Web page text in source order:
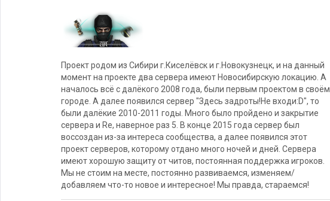
Проект родом из Сибири г.Киселёвск и г.Новокузнецк, и на данный
момент на проекте два сервера имеют Новосибирскую локацию. А
началось всё с далёкого 2008 года, были первым проектом в своём
городе. А далее появился сервер "Здесь задроты!Не входи:D", то
были далёкие 2010-2011 годы. Много было пройдено и закрытие
сервера и Re, наверное раз 5. В конце 2015 года сервер был
воссоздан из-за интереса сообщества, а далее появился этот
проект серверов, которому отдано много ночей и дней. Сервера
имеют хорошую защиту от читов, постоянная поддержка игроков.
Мы не стоим на месте, постоянно развиваемся, изменяем/
добавляем что-то новое и интересное! Мы правда, стараемся!